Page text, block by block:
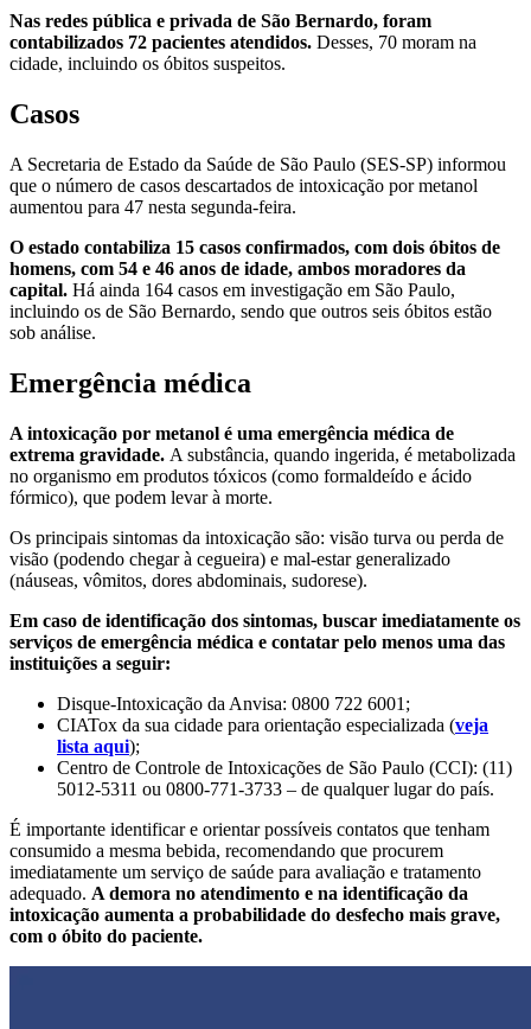
Nas redes pública e privada de São Bernardo, foram
contabilizados 72 pacientes atendidos. Desses, 70 moram na
cidade, incluindo os óbitos suspeitos.
Casos
A Secretaria de Estado da Saúde de São Paulo (SES-SP) informou
que o número de casos descartados de intoxicação por metanol
aumentou para 47 nesta segunda-feira.
O estado contabiliza 15 casos confirmados, com dois óbitos de
homens, com 54 e 46 anos de idade, ambos moradores da
capital. Há ainda 164 casos em investigação em São Paulo,
incluindo os de São Bernardo, sendo que outros seis óbitos estão
sob análise.
Emergência médica
A intoxicação por metanol é uma emergência médica de
extrema gravidade. A substância, quando ingerida, é metabolizada
no organismo em produtos tóxicos (como formaldeído e ácido
fórmico), que podem levar à morte.
Os principais sintomas da intoxicação são: visão turva ou perda de
visão (podendo chegar à cegueira) e mal-estar generalizado
(náuseas, vômitos, dores abdominais, sudorese).
Em caso de identificação dos sintomas, buscar imediatamente os
serviços de emergência médica e contatar pelo menos uma das
instituições a seguir:
Disque-Intoxicação da Anvisa: 0800 722 6001;
CIATox da sua cidade para orientação especializada (veja
lista aqui);
Centro de Controle de Intoxicações de São Paulo (CCI): (11)
5012-5311 ou 0800-771-3733 – de qualquer lugar do país.
É importante identificar e orientar possíveis contatos que tenham
consumido a mesma bebida, recomendando que procurem
imediatamente um serviço de saúde para avaliação e tratamento
adequado. A demora no atendimento e na identificação da
intoxicação aumenta a probabilidade do desfecho mais grave,
com o óbito do paciente.